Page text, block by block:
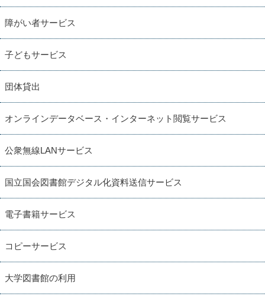
障がい者サービス
子どもサービス
団体貸出
オンラインデータベース・インターネット閲覧サービス
公衆無線LANサービス
国立国会図書館デジタル化資料送信サービス
電子書籍サービス
コピーサービス
大学図書館の利用